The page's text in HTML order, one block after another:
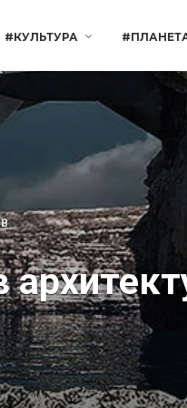
#КУЛЬТУРА